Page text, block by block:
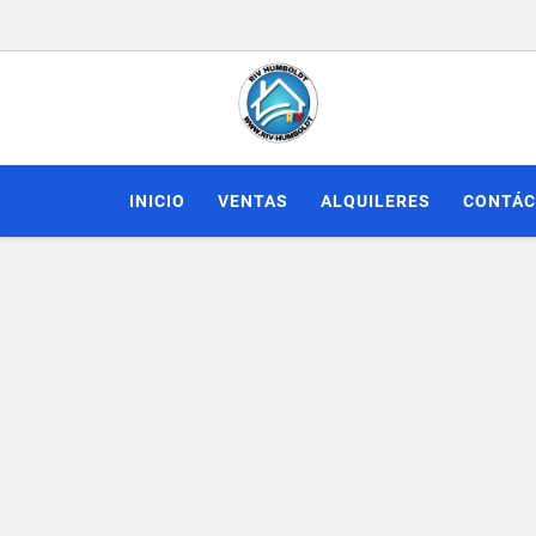
INICIO VENTAS ALQUILERES